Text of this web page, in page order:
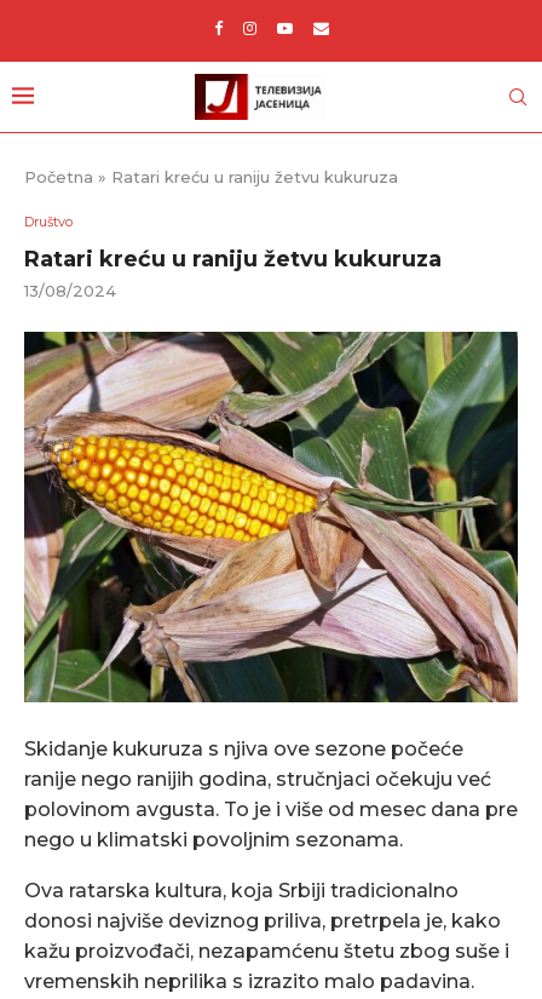
Početna » Ratari kreću u raniju žetvu kukuruza
Društvo
Ratari kreću u raniju žetvu kukuruza
13/08/2024
Skidanje kukuruza s njiva ove sezone počeće
ranije nego ranijih godina, stručnjaci očekuju već
polovinom avgusta. To je i više od mesec dana pre
nego u klimatski povoljnim sezonama.
Ova ratarska kultura, koja Srbiji tradicionalno
donosi najviše deviznog priliva, pretrpela je, kako
kažu proizvođači, nezapamćenu štetu zbog suše i
vremenskih neprilika s izrazito malo padavina.